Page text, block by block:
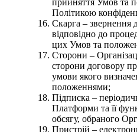
прийняття Умов та
Політикою
Скарга – звернення
відповідно до
цих Умов та
Сторони –
сторони договору
умови якого
положеннями;
Підписка –
Платформи та її
обсягу, обраного
Пристрій –